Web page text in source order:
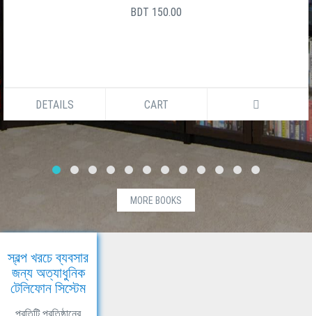
সালেক উদ্দীন
DETAILS CART
MORE BOOKS
স্বল্প খরচে ব্যবসার
জন্য অত্যাধুনিক
টেলিফোন সিস্টেম